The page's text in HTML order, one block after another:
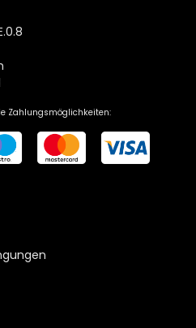
Zahlungsmöglichkeiten: